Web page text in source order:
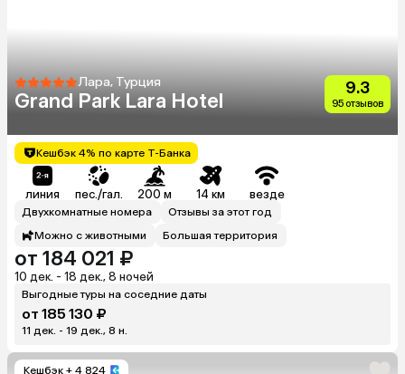
Лара, Турция
Grand Park Lara Hotel
9.3
95 отзывов
Кешбэк 4% по карте Т-Банка
линия пес./гал. 200 м 14 км везде
Двухкомнатные номера
Отзывы за этот год
Можно с животными
Большая территория
от 184 021 ₽
10 дек. - 18 дек., 8 ночей
Выгодные туры на соседние даты
от 185 130 ₽
11 дек. - 19 дек., 8 н.
Кешбэк + 4 824